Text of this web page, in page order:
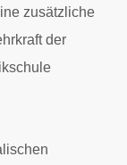
zusätzliche
der